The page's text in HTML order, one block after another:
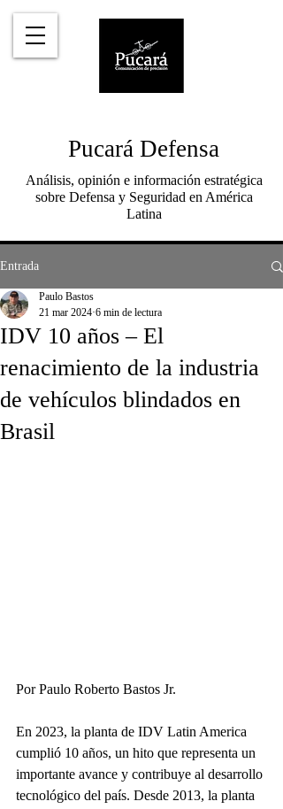
Pucará Defensa
Análisis, opinión e información estratégica
sobre Defensa y Seguridad en América
Latina
Entrada
IDV 10 años – El
renacimiento de la industria
de vehículos blindados en
Brasil
Paulo Bastos
21 mar 2024 6 min de lectura
Por Paulo Roberto Bastos Jr.
En 2023, la planta de IDV Latin America
cumplió 10 años, un hito que representa un
importante avance y contribuye al desarrollo
tecnológico del país. Desde 2013, la planta